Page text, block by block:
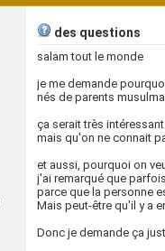
des questions
salam tout le monde
je me demande
nés de parents
ça serait très
mais qu'on ne connait
et aussi, pourquoi on
j'ai remarqué que
parce que la personne
Mais peut-être qu'il y a
Donc je demande ça